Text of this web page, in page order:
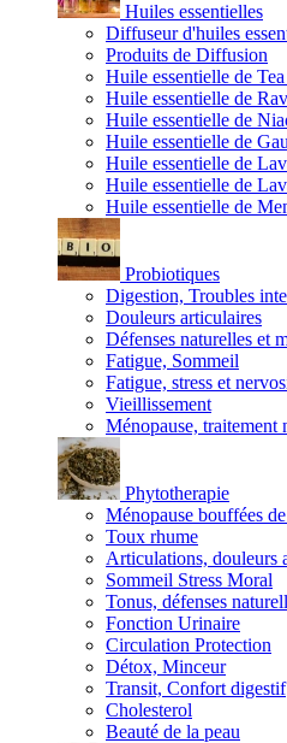
Huiles essentielles
Diffuseur d'huiles
Produits de Diffusion
Huile essentielle de
Huile essentielle de
Huile essentielle de
Huile essentielle de
Huile essentielle de
Huile essentielle de
Huile essentielle de
Probiotiques
Digestion, Troubles
Douleurs articulaires
Défenses naturelles et
Fatigue, Sommeil
Fatigue, stress et
Vieillissement
Ménopause, traitement
Phytotherapie
Ménopause bouffées
Toux rhume
Articulations, douleurs
Sommeil Stress Moral
Tonus, défenses
Fonction Urinaire
Circulation Protection
Détox, Minceur
Transit, Confort digestif
Cholesterol
Beauté de la peau